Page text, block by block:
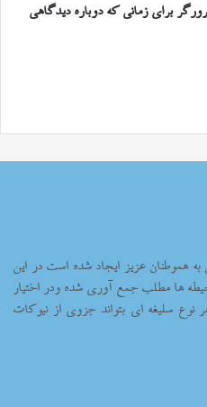
برای زمانی که دوباره دیدگاهی
هموطنان عزیز ایجاد شده است در این
ها مطلب جمع آوری شده ودر اختیار
نوع سلیغه ای بتواند جزوی از نیوکات